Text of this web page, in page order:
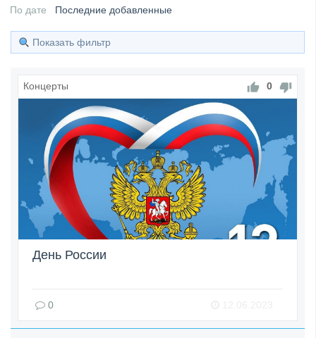
По дате Последние добавленные
Показать фильтр
Концерты 0
День России
0